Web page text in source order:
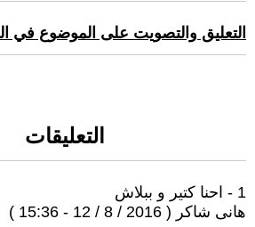
التعليق والتصويت على الموضوع في
التعليقات
1 - احنا كتير و ببلاش
هانى شاكر ( 2016 / 8 / 12 - 15:36 )